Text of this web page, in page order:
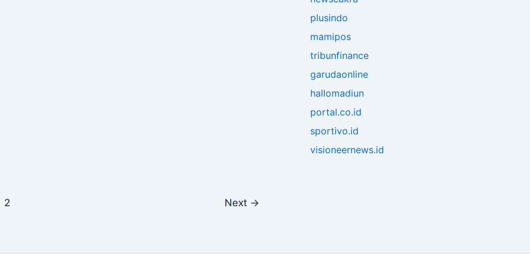
2 Next →
plusindo
mamipos
tribunfinance
garudaonline
hallomadiun
portal.co.id
sportivo.id
visioneernews.id